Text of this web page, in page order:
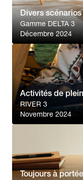
Divers
Gamme DELTA 3
Décembre 2024
Activités de
RIVER 3
Novembre 2024
Toujours à